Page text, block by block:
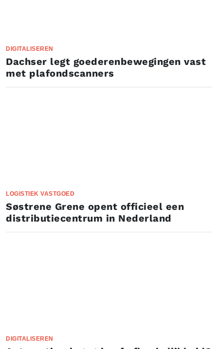
DIGITALISEREN
Dachser legt goederenbewegingen vast
met plafondscanners
LOGISTIEK VASTGOED
Søstrene Grene opent officieel een
distributiecentrum in Nederland
DIGITALISEREN